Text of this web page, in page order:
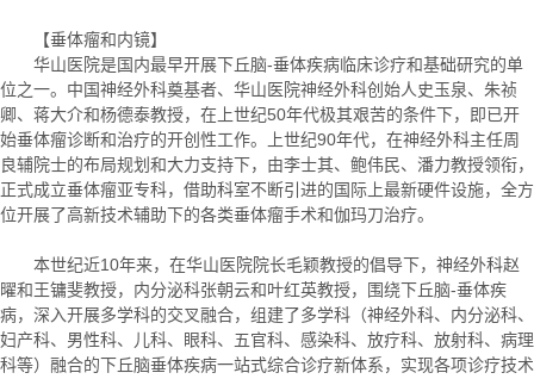
【垂体瘤和内镜】
华山医院是国内最早开展下丘脑-垂体疾病临床诊疗和基础研究的单
位之一。中国神经外科奠基者、华山医院神经外科创始人史玉泉、朱祯
卿、蒋大介和杨德泰教授，在上世纪50年代极其艰苦的条件下，即已开
始垂体瘤诊断和治疗的开创性工作。上世纪90年代，在神经外科主任周
良辅院士的布局规划和大力支持下，由李士其、鲍伟民、潘力教授领衔，
正式成立垂体瘤亚专科，借助科室不断引进的国际上最新硬件设施，全方
位开展了高新技术辅助下的各类垂体瘤手术和伽玛刀治疗。
本世纪近10年来，在华山医院院长毛颖教授的倡导下，神经外科赵
曜和王镛斐教授，内分泌科张朝云和叶红英教授，围绕下丘脑-垂体疾
病，深入开展多学科的交叉融合，组建了多学科（神经外科、内分泌科、
妇产科、男性科、儿科、眼科、五官科、感染科、放疗科、放射科、病理
科等）融合的下丘脑垂体疾病一站式综合诊疗新体系，实现各项诊疗技术